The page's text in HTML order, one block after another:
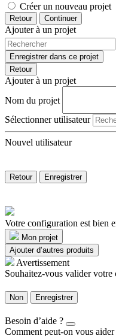
Créer un nouveau projet
Retour Continuer
Ajouter à un projet
Enregistrer dans ce projet
Retour
Ajouter à un projet
Nom du projet
Sélectionner utilisateur
Nouvel utilisateur
Retour Enregistrer
Votre configuration est bien
Mon projet
Ajouter d’autres produits
Avertissement
Souhaitez-vous valider
Non Enregistrer
Besoin d’aide ?
Comment peut-on vous aider